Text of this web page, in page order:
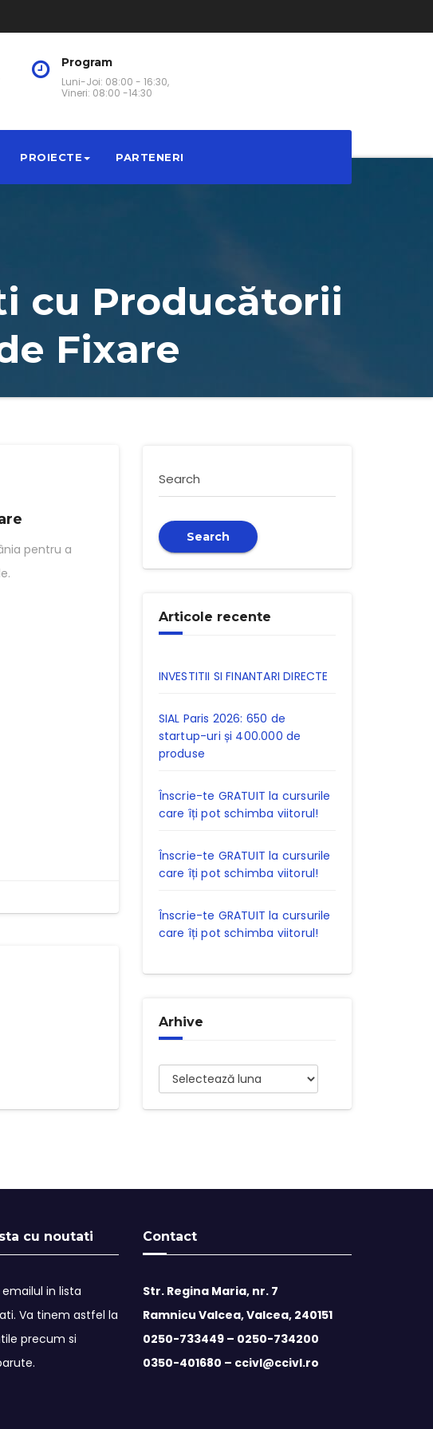
Program
Luni-Joi: 08:00 - 16:30,
Vineri: 08:00 -14:30
PROIECTE PARTENERI
cu Producătorii
Fixare
pentru a
Search
Search
Articole recente
INVESTITII SI FINANTARI DIRECTE
SIAL Paris 2026: 650 de
startup-uri și 400.000 de
produse
Înscrie-te GRATUIT la cursurile
care îți pot schimba viitorul!
Înscrie-te GRATUIT la cursurile
care îți pot schimba viitorul!
Înscrie-te GRATUIT la cursurile
care îți pot schimba viitorul!
Arhive
Arhive
cu noutati
in lista
Va tinem astfel la
precum si
Contact
Str. Regina Maria, nr. 7
Ramnicu Valcea, Valcea, 240151
0250-733449 – 0250-734200
0350-401680 – ccivl@ccivl.ro